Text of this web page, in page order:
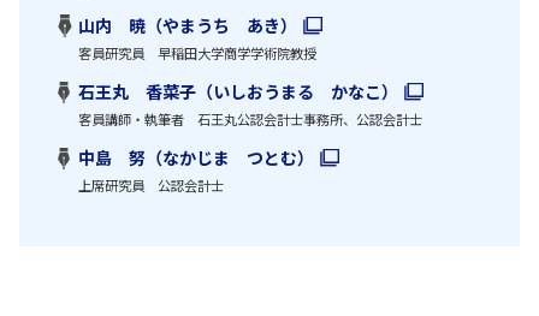
山内 暁（やまうち あき）
客員研究員 早稲田大学商学学術院教授
石王丸 香菜子（いしおうまる かなこ）
客員講師・執筆者 石王丸公認会計士事務所、公認会計士
中島 努（なかじま つとむ）
上席研究員 公認会計士